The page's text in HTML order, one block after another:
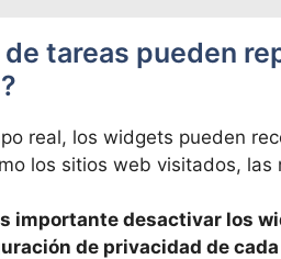
tareas‍ pueden
⁢real, los⁣ widgets⁤ pueden
los sitios web ⁤visitados, las
importante⁢ desactivar los
⁣de privacidad de